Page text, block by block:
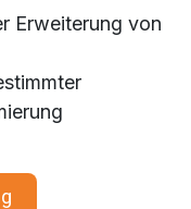
Erweiterung von